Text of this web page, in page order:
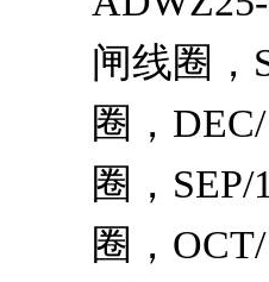
闸线圈，
圈，
圈，
圈，